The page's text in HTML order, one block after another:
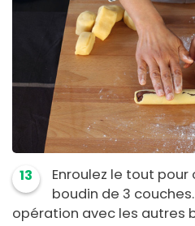
13
Enroulez le tout
boudin de 3
opération avec les autres